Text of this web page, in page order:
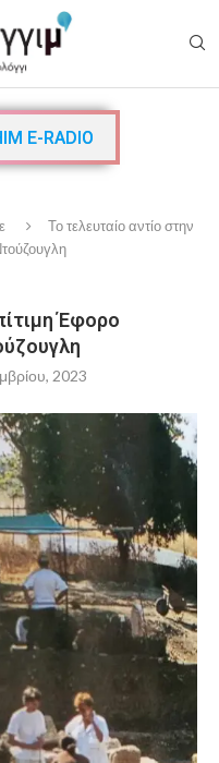
E-RADIO
Το τελευταίο αντίο στην
Έφορο
2023